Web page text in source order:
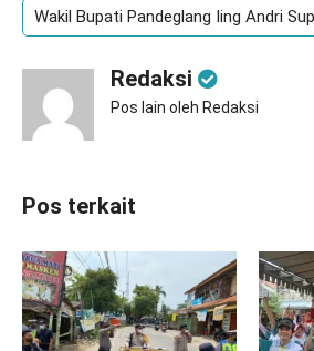
Wakil Bupati Pandeglang Iing Andri
Redaksi
Pos lain oleh Redaksi
Pos terkait